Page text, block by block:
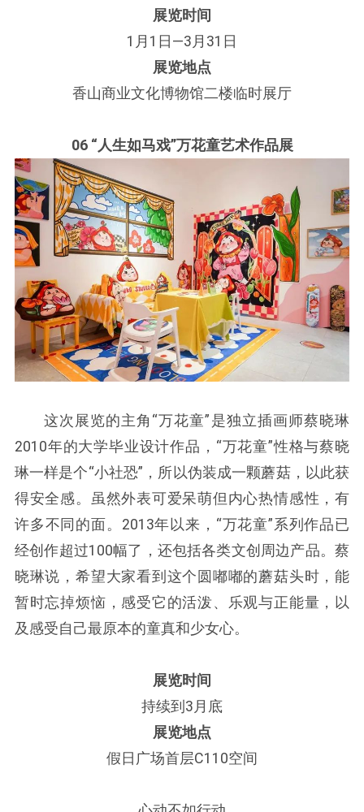
展览时间
1月1日—3月31日
展览地点
香山商业文化博物馆二楼临时展厅
06 “人生如马戏”万花童艺术作品展
这次展览的主角“万花童”是独立插画师蔡晓琳
2010年的大学毕业设计作品，“万花童”性格与蔡晓
琳一样是个“小社恐”，所以伪装成一颗蘑菇，以此获
得安全感。虽然外表可爱呆萌但内心热情感性，有
许多不同的面。2013年以来，“万花童”系列作品已
经创作超过100幅了，还包括各类文创周边产品。蔡
晓琳说，希望大家看到这个圆嘟嘟的蘑菇头时，能
暂时忘掉烦恼，感受它的活泼、乐观与正能量，以
及感受自己最原本的童真和少女心。
展览时间
持续到3月底
展览地点
假日广场首层C110空间